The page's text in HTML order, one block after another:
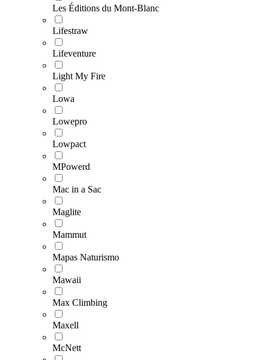
Les Éditions du Mont-Blanc
Lifestraw
Lifeventure
Light My Fire
Lowa
Lowepro
Lowpact
MPowerd
Mac in a Sac
Maglite
Mammut
Mapas Naturismo
Mawaii
Max Climbing
Maxell
McNett